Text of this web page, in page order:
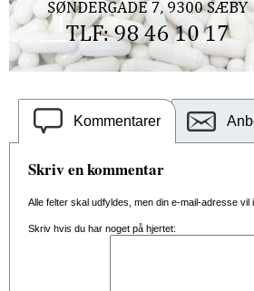
Kommentarer
Skriv en kommentar
Alle felter skal udfyldes, men din e-mail-adresse vil
Skriv hvis du har noget på hjertet: